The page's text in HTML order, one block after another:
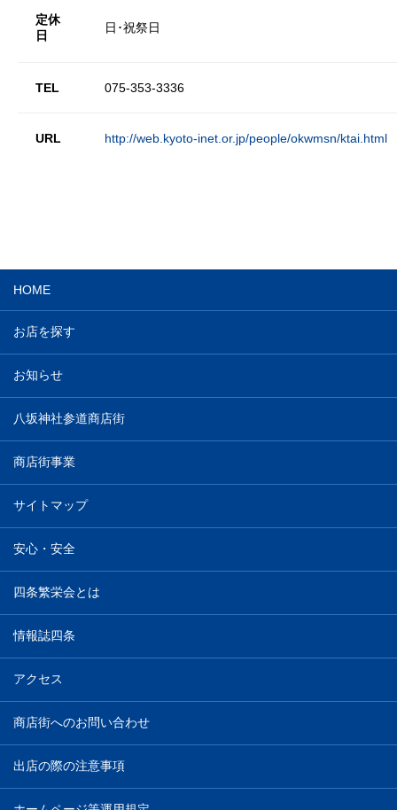
定休
日
日･祝祭日
TEL 075-353-3336
URL http://web.kyoto-inet.or.jp/people/okwmsn/ktai.html
HOME
お店を探す
お知らせ
八坂神社参道商店街
商店街事業
サイトマップ
安心・安全
四条繁栄会とは
情報誌四条
アクセス
商店街へのお問い合わせ
出店の際の注意事項